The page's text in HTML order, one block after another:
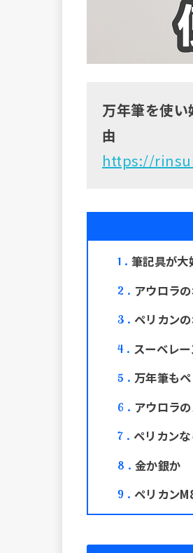
万年筆を使
由
https://
1 筆記具が大
2 アウロラ
3 ペリカン
4 スーベレ
5 万年筆も
6 アウロラ
7 ペリカン
8 金か銀か
9 ペリカン